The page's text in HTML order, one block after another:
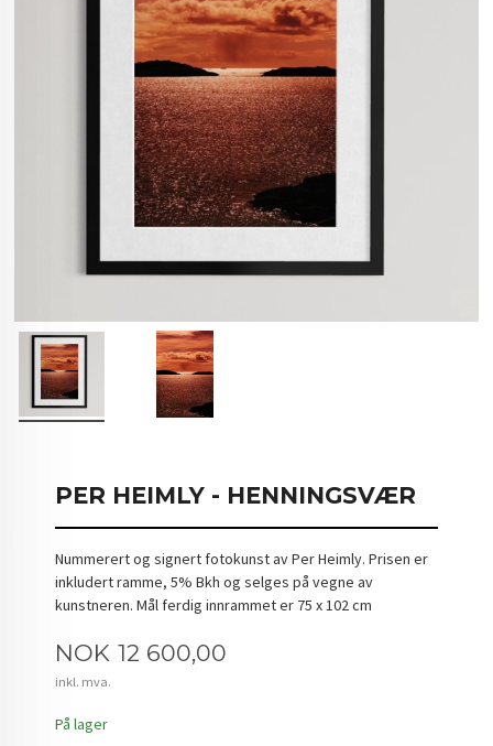
PER HEIMLY - HENNINGSVÆR
Nummerert og signert fotokunst av Per Heimly. Prisen er
inkludert ramme, 5% Bkh og selges på vegne av
kunstneren. Mål ferdig innrammet er 75 x 102 cm
Pris
NOK 12 600,00
inkl. mva.
På lager